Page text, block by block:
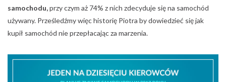
samochodu,przy czym aż 74% z nich zdecyduje się na samochód
używany. Prześledźmy więc historię Piotra by dowiedzieć się jak
kupił samochód nie przepłacając za marzenia.